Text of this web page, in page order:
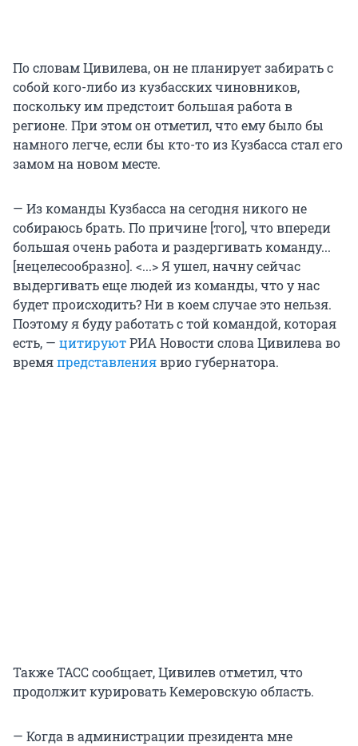
По словам Цивилева, он не планирует забирать с
собой кого-либо из кузбасских чиновников,
поскольку им предстоит большая работа в
регионе. При этом он отметил, что ему было бы
намного легче, если бы кто-то из Кузбасса стал его
замом на новом месте.
— Из команды Кузбасса на сегодня никого не
собираюсь брать. По причине [того], что впереди
большая очень работа и раздергивать команду...
[нецелесообразно]. <...> Я ушел, начну сейчас
выдергивать еще людей из команды, что у нас
будет происходить? Ни в коем случае это нельзя.
Поэтому я буду работать с той командой, которая
есть, — цитируютРИА Новости слова Цивилева во
времяпредставленияврио губернатора.
Также ТАСС сообщает, Цивилев отметил, что
продолжит курировать Кемеровскую область.
— Когда в администрации президента мне